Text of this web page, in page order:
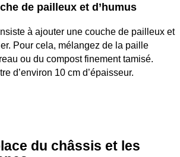
de pailleux et d’humus
à ajouter une couche de pailleux et
Pour cela, mélangez de la paille
ou du compost finement tamisé.
d’environ 10 cm d’épaisseur.
du châssis et les